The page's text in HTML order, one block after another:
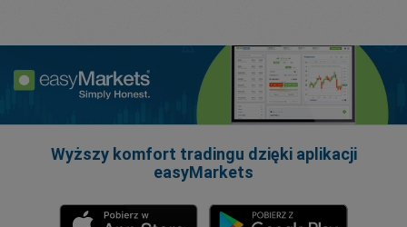
Wyższy komfort tradingu dzięki aplikacji
easyMarkets